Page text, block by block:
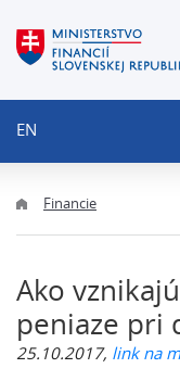
EN
Financie
Ako
peniaze pri
25.10.2017, link na